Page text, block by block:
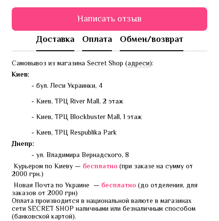
Написать отзыв
Доставка Оплата Обмен/возврат
Самовывоз из магазина Secret Shop (адреси):
Киев:
- бул. Леси Украинки, 4
- Киев, ТРЦ River Mall, 2 этаж
- Киев, ТРЦ Blockbuster Mall, 1 этаж
- Киев, ТРЦ Respublika Park
Днепр:
- ул. Владимира Вернадского, 8
Курьером по Киеву — бесплатно (при заказе на сумму от
2000 грн.)
Новая Почта по Украине  — бесплатно (до отделения, для
заказов от 2000 грн)
Оплата производится в национальной валюте в магазинах
сети SECRET SHOP наличными или безналичным способом
(банковской картой).